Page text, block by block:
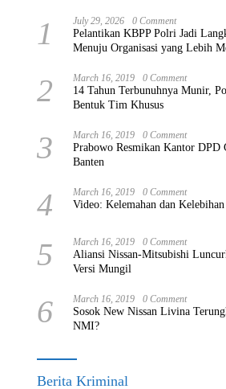
1 July 29, 2026 0 Comment
Pelantikan KBPP Polri Jadi
Menuju Organisasi yang Lebih
2 March 16, 2019 0 Comment
14 Tahun Terbunuhnya Munir,
Bentuk Tim Khusus
3 March 16, 2019 0 Comment
Prabowo Resmikan Kantor DPD
Banten
4 March 16, 2019 0 Comment
Video: Kelemahan dan
5 March 16, 2019 0 Comment
Aliansi Nissan-Mitsubishi
Versi Mungil
6 March 16, 2019 0 Comment
Sosok New Nissan Livina
NMI?
Berita Kriminal